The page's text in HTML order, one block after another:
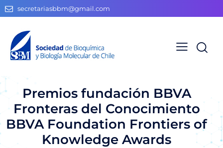
secretariasbbm@gmail.com
Premios fundación BBVA
Fronteras del Conocimiento
BBVA Foundation Frontiers of
Knowledge Awards